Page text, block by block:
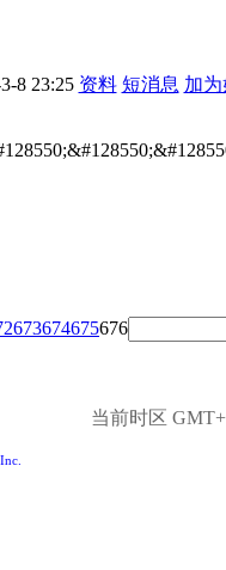
8 23:25 资料 短消息 加
673674675676
当前时区